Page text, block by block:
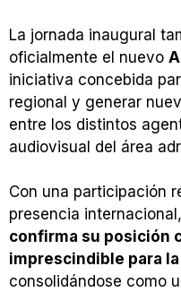
La jornada inaugural
oficialmente el nuevo
iniciativa concebida
regional y generar
entre los distintos
audiovisual del área
Con una participación
presencia internacional,
confirma su posición
imprescindible para
consolidándose como